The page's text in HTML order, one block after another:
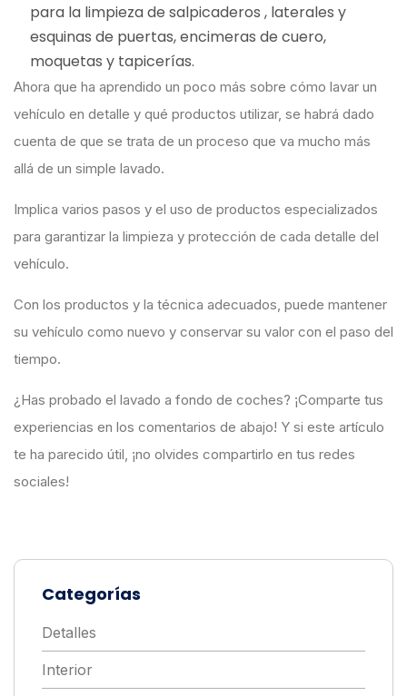
para la limpieza de salpicaderos , laterales y
esquinas de puertas, encimeras de cuero,
moquetas y tapicerías.
Ahora que ha aprendido un poco más sobre cómo lavar un
vehículo en detalle y qué productos utilizar, se habrá dado
cuenta de que se trata de un proceso que va mucho más
allá de un simple lavado.
Implica varios pasos y el uso de productos especializados
para garantizar la limpieza y protección de cada detalle del
vehículo.
Con los productos y la técnica adecuados, puede mantener
su vehículo como nuevo y conservar su valor con el paso del
tiempo.
¿Has probado el lavado a fondo de coches? ¡Comparte tus
experiencias en los comentarios de abajo! Y si este artículo
te ha parecido útil, ¡no olvides compartirlo en tus redes
sociales!
Categorías
Detalles
Interior